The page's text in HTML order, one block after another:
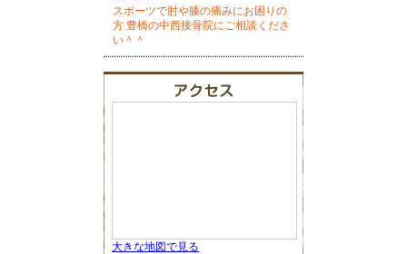
スポーツで肘や膝の痛みにお困りの
方 豊橋の中西接骨院にご相談くださ
い＾＾
大きな地図で見る